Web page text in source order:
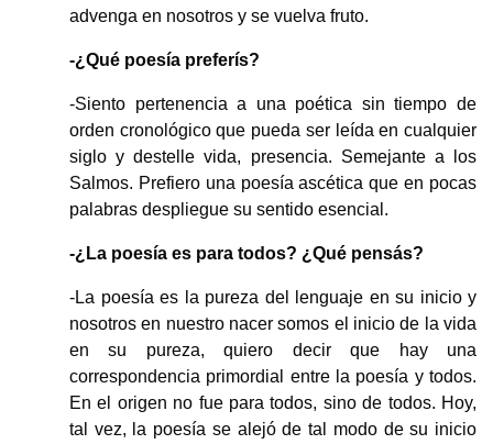
advenga en nosotros y se vuelva fruto.
-¿Qué poesía preferís?
-Siento pertenencia a una poética sin tiempo de
orden cronológico que pueda ser leída en cualquier
siglo y destelle vida, presencia. Semejante a los
Salmos. Prefiero una poesía ascética que en pocas
palabras despliegue su sentido esencial.
-¿La poesía es para todos? ¿Qué pensás?
-La poesía es la pureza del lenguaje en su inicio y
nosotros en nuestro nacer somos el inicio de la vida
en su pureza, quiero decir que hay una
correspondencia primordial entre la poesía y todos.
En el origen no fue para todos, sino de todos. Hoy,
tal vez, la poesía se alejó de tal modo de su inicio